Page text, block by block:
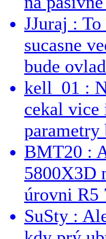
JJuraj :
sucasne
bude
kell_01 :
cekal vice
BMT20 :
5800X3D
úrovni R5
SuSty :